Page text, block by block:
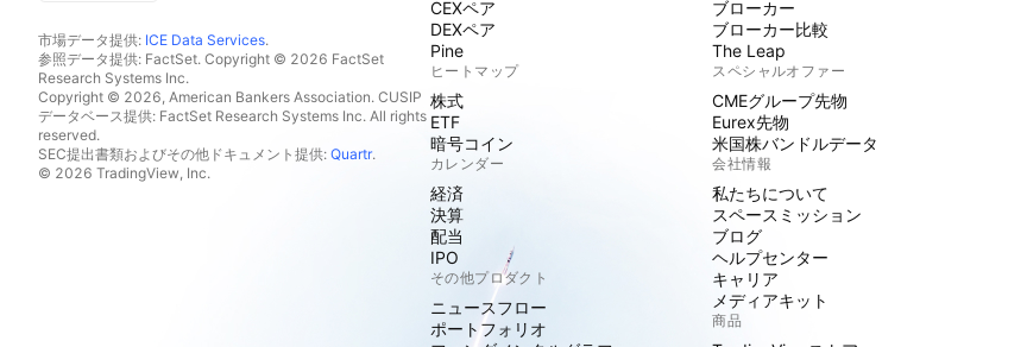
市場データ提供: ICE Data Services.
参照データ提供: FactSet. Copyright © 2026 FactSet
Research Systems Inc.
Copyright © 2026, American Bankers Association. CUSIP
データベース提供: FactSet Research Systems Inc. All rights
reserved.
SEC提出書類およびその他ドキュメント提供: Quartr.
© 2026 TradingView, Inc.
CEXペア
DEXペア
Pine
ヒートマップ
株式
ETF
暗号コイン
カレンダー
経済
決算
配当
IPO
その他プロダクト
ニュースフロー
ポートフォリオ
ブローカー
ブローカー比較
The Leap
スペシャルオファー
CMEグループ先物
Eurex先物
米国株バンドルデータ
会社情報
私たちについて
スペースミッション
ブログ
ヘルプセンター
キャリア
メディアキット
商品